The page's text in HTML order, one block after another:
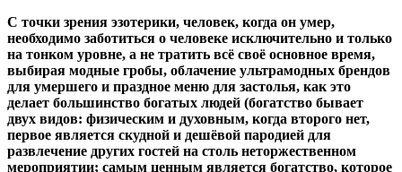
С точки зрения эзотерики, человек, когда он умер,
необходимо заботиться о человеке исключительно и только
на тонком уровне, а не тратить всё своё основное время,
выбирая модные гробы, облачение ультрамодных брендов
для умершего и праздное меню для застолья, как это
делает большинство богатых людей (богатство бывает
двух видов: физическим и духовным, когда второго нет,
первое является скудной и дешёвой пародией для
развлечение других гостей на столь неторжественном
мероприятии; самым ценным является богатство, которое